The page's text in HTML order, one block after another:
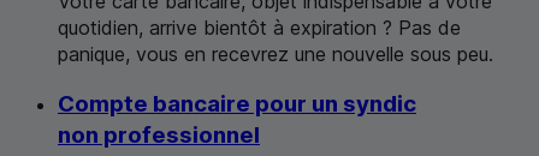
quotidien, arrive bientôt à expiration ? Pas de
panique, vous en recevrez une nouvelle sous peu.
Compte bancaire pour un syndic
non professionnel